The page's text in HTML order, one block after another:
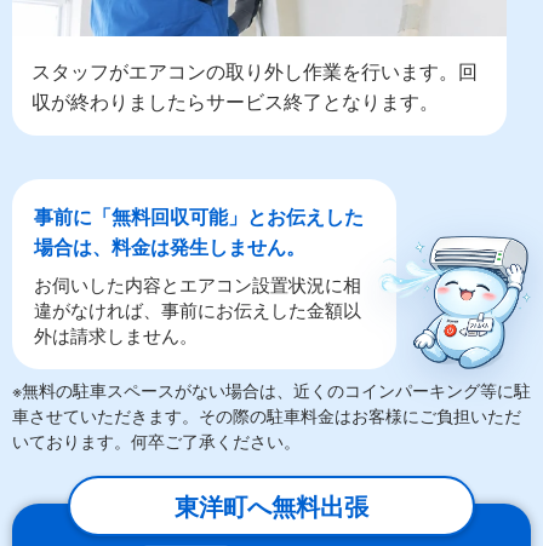
スタッフがエアコンの取り外し作業を行います。回
収が終わりましたらサービス終了となります。
事前に「無料回収可能」とお伝えした
場合は、料金は発生しません。
お伺いした内容とエアコン設置状況に相
違がなければ、事前にお伝えした金額以
外は請求しません。
※無料の駐車スペースがない場合は、近くのコインパーキング等に駐
車させていただきます。その際の駐車料金はお客様にご負担いただ
いております。何卒ご了承ください。
東洋町へ無料出張